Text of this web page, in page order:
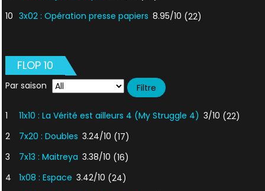
10 3x02 : Opération presse papiers 8.95/10 (22)
FLOP 10
Par saison
1 11x10 : La Vérité est ailleurs 4 (My Struggle 4) 3/10 (22)
2
7x20 : Doubles 3.24/10 (17)
3
7x13 : Maitreya 3.38/10 (16)
4
1x08 : Espace 3.42/10 (24)